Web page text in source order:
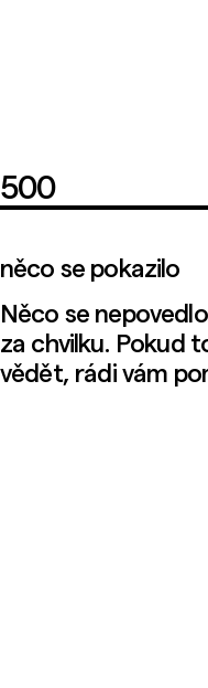
500
něco se pokazilo
Něco se
za chvilku. Pokud
vědět, rádi vám